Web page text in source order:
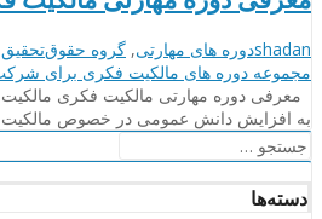
نویسنده
shadanدسته‌بندی‌ها
دوره های مهارتی, گروه حقوق
ها
مجموعه دوره های مالکیت فکری برای
معرفی دوره مهارتی مالکیت فکری
به افزایش دانش عمومی در خصوص
جستجو
برای:
دسته‌ها